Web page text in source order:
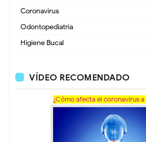
Coronavirus
Odontopediatria
Higiene Bucal
VÍDEO RECOMENDADO
¿Cómo afecta el coronavirus a